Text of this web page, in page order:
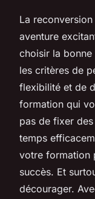
La
aventure
choisir la
les critères de
flexibilité et de
formation qui
pas de fixer
temps
votre formation
succès. Et
décourager.